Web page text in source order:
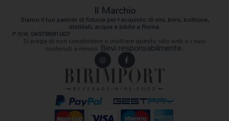
Il Marchio
Siamo il tuo partner di fiducia per l’acquisto di vini, birre, bollicine,
distillati, acque e bibite a Roma.
P.IVA: 04978681007
Si prega di non condividere o inoltrare questo sito web o i suoi
contenuti a minori. Bevi responsabilmente.
In
s
t
g
r
a
F
a
c
eb
o
o
k
-f